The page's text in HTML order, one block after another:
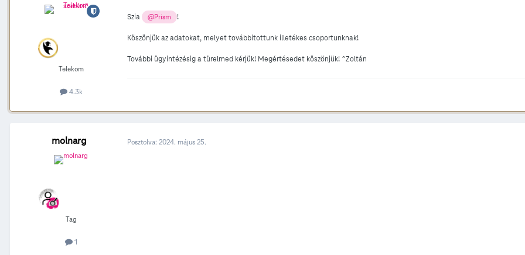
Telekom
4.3k
Szia @Prism !
Köszönjük az adatokat, melyet továbbítottunk illetékes csoportunknak!
További ügyintézésig a türelmed kérjük! Megértésedet köszönjük! ^Zoltán
molnarg
Tag
1
Posztolva: 2024. május 25.